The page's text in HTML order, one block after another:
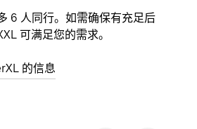
6 人同行。如需确保有充足后
可满足您的需求。
的信息